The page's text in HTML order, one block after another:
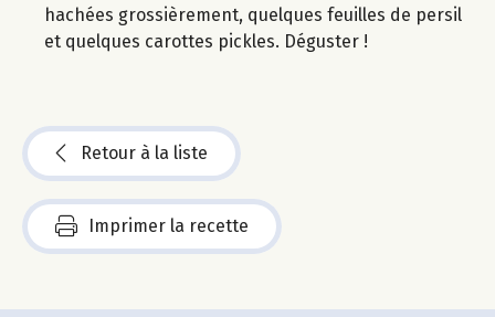
hachées grossièrement, quelques feuilles de persil
et quelques carottes pickles. Déguster !
Retour à la liste
Imprimer la recette